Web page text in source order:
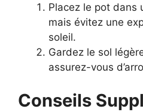
Placez le pot dans
mais évitez une
soleil.
Gardez le sol
assurez-vous
Conseils